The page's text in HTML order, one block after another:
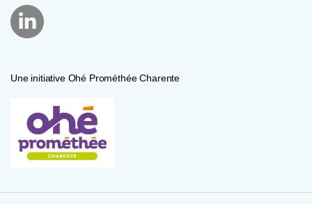
Une initiative Ohé Prométhée Charente